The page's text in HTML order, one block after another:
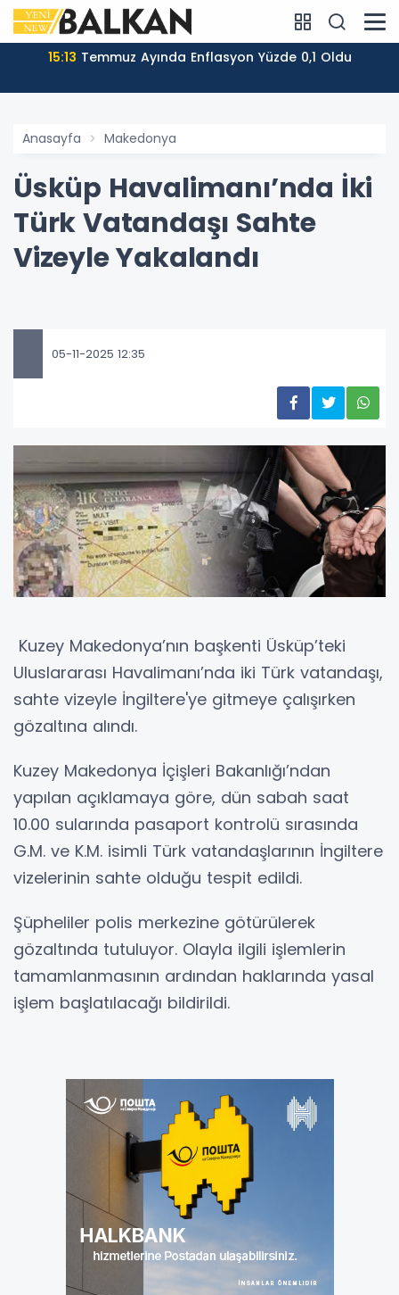
15:13 Temmuz Ayında Enflasyon Yüzde 0,1 Oldu
Anasayfa Makedonya
Üsküp Havalimanı’nda İki
Türk Vatandaşı Sahte
Vizeyle Yakalandı
05-11-2025 12:35
Kuzey Makedonya’nın başkenti Üsküp’teki
Uluslararası Havalimanı’nda iki Türk vatandaşı,
sahte vizeyle İngiltere'ye gitmeye çalışırken
gözaltına alındı.
Kuzey Makedonya İçişleri Bakanlığı’ndan
yapılan açıklamaya göre, dün sabah saat
10.00 sularında pasaport kontrolü sırasında
G.M. ve K.M. isimli Türk vatandaşlarının İngiltere
vizelerinin sahte olduğu tespit edildi.
Şüpheliler polis merkezine götürülerek
gözaltında tutuluyor. Olayla ilgili işlemlerin
tamamlanmasının ardından haklarında yasal
işlem başlatılacağı bildirildi.